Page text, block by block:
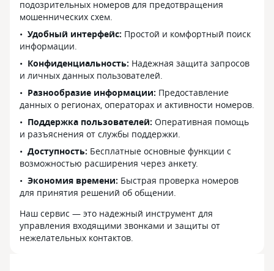
подозрительных номеров для предотвращения
мошеннических схем.
Удобный интерфейс: Простой и комфортный поиск
информации.
Конфиденциальность: Надежная защита запросов
и личных данных пользователей.
Разнообразие информации: Предоставление
данных о регионах, операторах и активности номеров.
Поддержка пользователей: Оперативная помощь
и разъяснения от службы поддержки.
Доступность: Бесплатные основные функции с
возможностью расширения через анкету.
Экономия времени: Быстрая проверка номеров
для принятия решений об общении.
Наш сервис — это надежный инструмент для
управления входящими звонками и защиты от
нежелательных контактов.